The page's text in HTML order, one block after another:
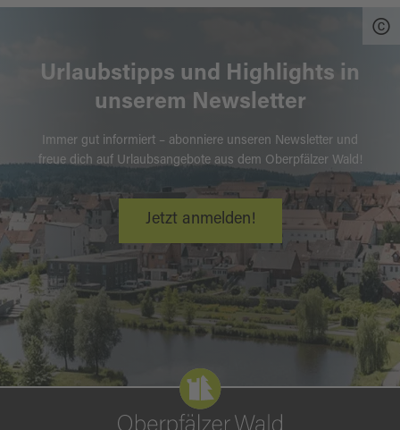
Urlaubstipps und Highlights in
unserem Newsletter
Immer gut informiert – abonniere unseren Newsletter und
freue dich auf Urlaubsangebote aus dem Oberpfälzer Wald!
Jetzt anmelden!